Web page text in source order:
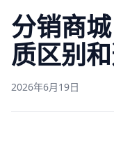
分销商
质区别
2026年6月19日